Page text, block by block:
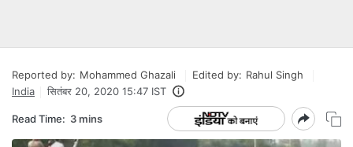
Reported by: Mohammed Ghazali Edited by: Rahul Singh
India
सितंबर 20, 2020 15:47 IST
Read Time: 3 mins